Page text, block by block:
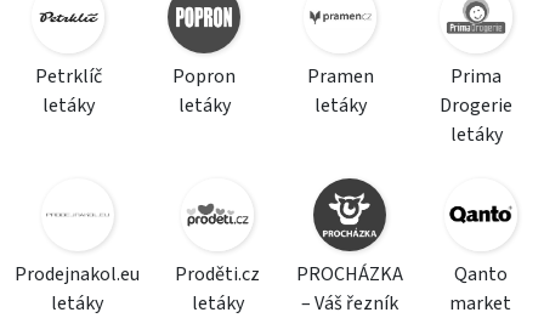
Petrklíč
letáky
Popron
letáky
Pramen
letáky
Prima
Drogerie
letáky
Prodejnakol.eu
letáky
Proděti.cz
letáky
PROCHÁZKA
– Váš řezník
Qanto
market